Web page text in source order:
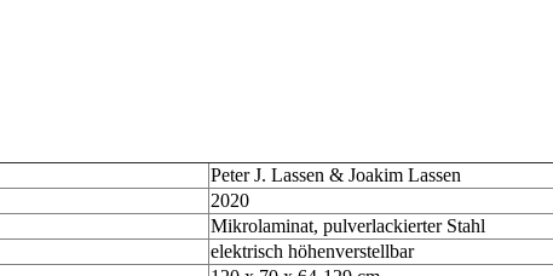
Peter J. Lassen & Joakim Lassen
2020
Mikrolaminat, pulverlackierter Stahl
elektrisch höhenverstellbar